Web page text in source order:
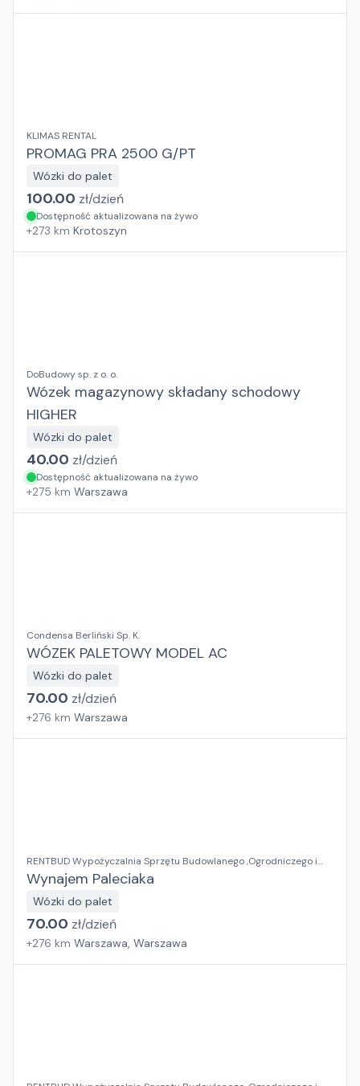
KLIMAS RENTAL
PROMAG PRA 2500 G/PT
Wózki do palet
100.00 zł/dzień
Dostępność aktualizowana na żywo
+273 km Krotoszyn
DoBudowy sp. z o. o.
Wózek magazynowy składany schodowy
HIGHER
Wózki do palet
40.00 zł/dzień
Dostępność aktualizowana na żywo
+275 km Warszawa
Condensa Berliński Sp. K.
WÓZEK PALETOWY MODEL AC
Wózki do palet
70.00 zł/dzień
+276 km Warszawa
RENTBUD Wypożyczalnia Sprzętu Budowlanego ,Ogrodniczego i
Elektronarzędzi
Wynajem Paleciaka
Wózki do palet
70.00 zł/dzień
+276 km Warszawa, Warszawa